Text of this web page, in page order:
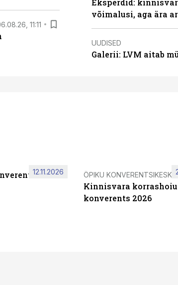
11:11
Eksperdid:
võimalusi, aga ära
UUDISED
Galerii: LVM aitab
2026
12.11.2026 ÖPIKU
Kinnisvara korrashoiu
konverents 2026